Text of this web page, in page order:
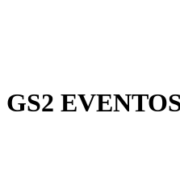
GS2